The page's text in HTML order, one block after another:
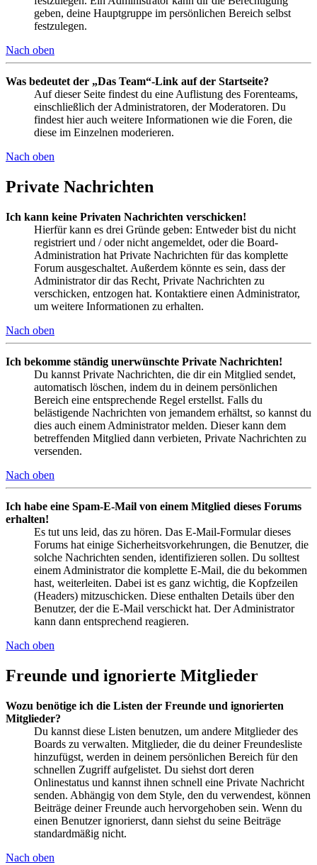
geben, deine Hauptgruppe im persönlichen Bereich selbst
festzulegen.
Nach oben
Was bedeutet der „Das Team“-Link auf der Startseite?
Auf dieser Seite findest du eine Auflistung des Forenteams,
einschließlich der Administratoren, der Moderatoren. Du
findest hier auch weitere Informationen wie die Foren, die
diese im Einzelnen moderieren.
Nach oben
Private Nachrichten
Ich kann keine Privaten Nachrichten verschicken!
Hierfür kann es drei Gründe geben: Entweder bist du nicht
registriert und / oder nicht angemeldet, oder die Board-
Administration hat Private Nachrichten für das komplette
Forum ausgeschaltet. Außerdem könnte es sein, dass der
Administrator dir das Recht, Private Nachrichten zu
verschicken, entzogen hat. Kontaktiere einen Administrator,
um weitere Informationen zu erhalten.
Nach oben
Ich bekomme ständig unerwünschte Private Nachrichten!
Du kannst Private Nachrichten, die dir ein Mitglied sendet,
automatisch löschen, indem du in deinem persönlichen
Bereich eine entsprechende Regel erstellst. Falls du
belästigende Nachrichten von jemandem erhältst, so kannst du
dies auch einem Administrator melden. Dieser kann dem
betreffenden Mitglied dann verbieten, Private Nachrichten zu
versenden.
Nach oben
Ich habe eine Spam-E-Mail von einem Mitglied dieses Forums
erhalten!
Es tut uns leid, das zu hören. Das E-Mail-Formular dieses
Forums hat einige Sicherheitsvorkehrungen, die Benutzer, die
solche Nachrichten senden, identifizieren sollen. Du solltest
einem Administrator die komplette E-Mail, die du bekommen
hast, weiterleiten. Dabei ist es ganz wichtig, die Kopfzeilen
(Headers) mitzuschicken. Diese enthalten Details über den
Benutzer, der die E-Mail verschickt hat. Der Administrator
kann dann entsprechend reagieren.
Nach oben
Freunde und ignorierte Mitglieder
Wozu benötige ich die Listen der Freunde und ignorierten
Mitglieder?
Du kannst diese Listen benutzen, um andere Mitglieder des
Boards zu verwalten. Mitglieder, die du deiner Freundesliste
hinzufügst, werden in deinem persönlichen Bereich für den
schnellen Zugriff aufgelistet. Du siehst dort deren
Onlinestatus und kannst ihnen schnell eine Private Nachricht
senden. Abhängig von dem Style, den du verwendest, können
Beiträge deiner Freunde auch hervorgehoben sein. Wenn du
einen Benutzer ignorierst, dann siehst du seine Beiträge
standardmäßig nicht.
Nach oben